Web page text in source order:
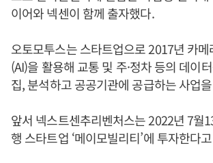
이어와 넥센이 함께 출자했다.
오토모투스는 스타트업으로 2017년 카
(AI)을 활용해 교통 및 주·정차 등의 데이
집, 분석하고 공공기관에 공급하는 사업
앞서 넥스트센추리벤처스는 2022년 7월
행 스타트업 ‘메이모빌리티’에 투자한다